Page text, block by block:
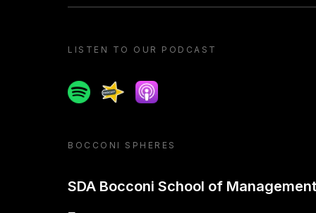
LISTEN TO OUR PODCAST
SpotifySpreakerApple podcast
BOCCONI SPHERES
SDA Bocconi School of Management